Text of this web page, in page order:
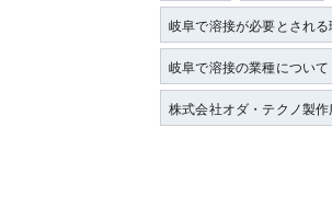
岐阜で溶接が必要とされる
岐阜で溶接の業種について
株式会社オダ・テクノ製作